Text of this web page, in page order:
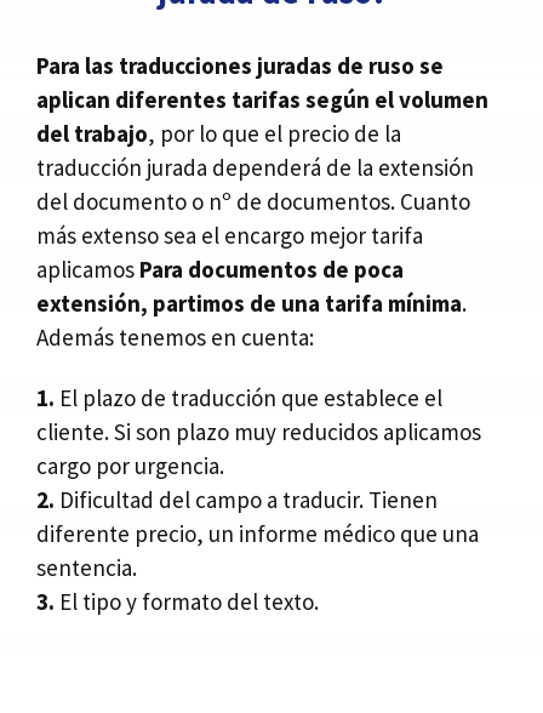
Para las traducciones juradas de ruso se
aplican diferentes tarifas según el volumen
del trabajo, por lo que el precio de la
traducción jurada dependerá de la extensión
del documento o nº de documentos. Cuanto
más extenso sea el encargo mejor tarifa
aplicamos Para documentos de poca
extensión, partimos de una tarifa mínima.
Además tenemos en cuenta:
1. El plazo de traducción que establece el
cliente. Si son plazo muy reducidos aplicamos
cargo por urgencia.
2. Dificultad del campo a traducir. Tienen
diferente precio, un informe médico que una
sentencia.
3. El tipo y formato del texto.